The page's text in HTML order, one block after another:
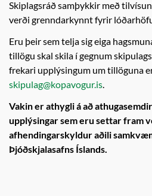
Skiplagsráð samþykkir með
verði grenndarkynnt fyrir
Eru þeir sem telja sig eiga
tillögu skal skila í gegnum
frekari upplýsingum um tillöguna
skipulag@kopavogur.is.
Vakin er athygli á að
upplýsingar sem eru settar fram
afhendingarskyldur aðili
Þjóðskjalasafns Íslands.